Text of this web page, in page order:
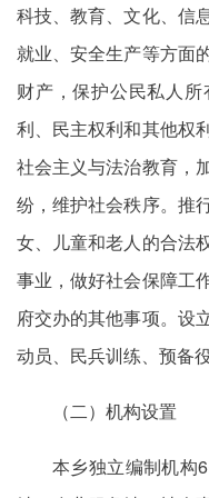
科技、教育、文化、信
就业、安全生产等方面
财产，保护公民私人
利、民主权利和其他权
社会主义与法治教育，
纷，维护社会秩序。推
女、儿童和老人的合法
事业，做好社会保障工
府交办的其他事项。设
动员、民兵训练、预备
（二）机构设置
本乡独立编制机构